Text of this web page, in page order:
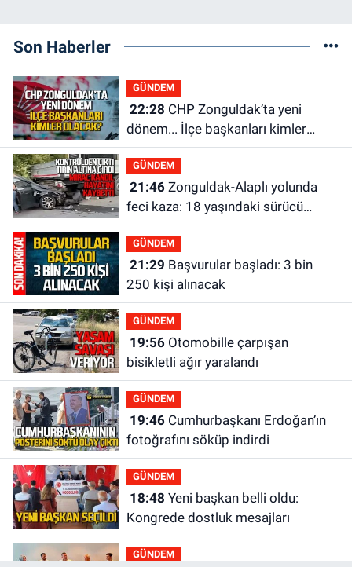
Son Haberler
GÜNDEM
22:28
dönem... İlçe başkanları kimler
olacak?
GÜNDEM
21:46Zonguldak-Alaplı yolunda
feci kaza: 18 yaşındaki sürücü
hayatını kaybetti
GÜNDEM
21:29
250 kişi alınacak
GÜNDEM
19:56Otomobille çarpışan
bisikletli ağır yaralandı
GÜNDEM
19:46Cumhurbaşkanı Erdoğan’ın
fotoğrafını söküp indirdi
GÜNDEM
18:48
Kongrede dostluk mesajları
GÜNDEM